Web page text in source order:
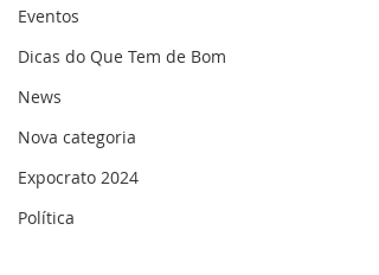
Eventos
Dicas do Que Tem de Bom
News
Nova categoria
Expocrato 2024
Política